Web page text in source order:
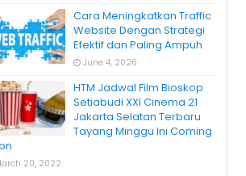
Cara Meningkatkan Traffic
Website Dengan Strategi
Efektif dan Paling Ampuh
June 4, 2026
HTM Jadwal Film Bioskop
Setiabudi XXI Cinema 21
Jakarta Selatan Terbaru
Tayang Minggu Ini Coming
20, 2022